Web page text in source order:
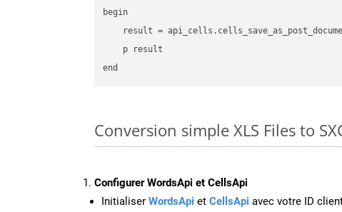
begin
result =
    p result
Conversion simple XLS Files to
Configurer WordsApi et CellsApi
Initialiser WordsApi et CellsApi avec votre ID